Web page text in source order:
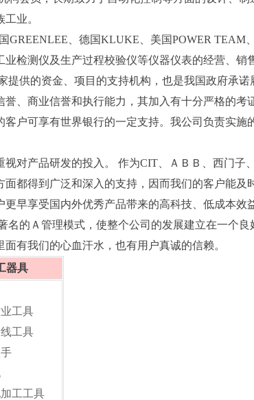
业。
、德国KLUKE、美国POWER TEAM
检测仪及生产过程校验仪等仪器仪表的经营、销
供的资金、项目的支持机构，也是我国政府承诺
、商业信誉和执行能力，其加入有十分严格的考
户可享有世界银行的一定支持。我公司负责实施
对产品研发的投入。 作为CIT、ＡＢＢ、西门子
都得到广泛和深入的支持，因而我们的客户能及
早享受国内外优秀产品带来的高科技、低成本效
的Ａ管理模式，使整个公司的发展建立在一个良
有我们的心血汗水，也有用户真诚的信赖。
器具
工具
工具
工工具